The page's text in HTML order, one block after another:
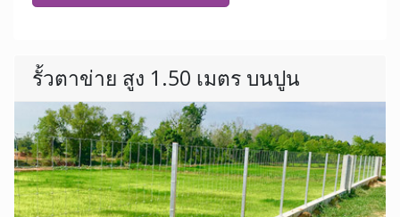
รั้วตาข่าย สูง 1.50 เมตร บนปูน